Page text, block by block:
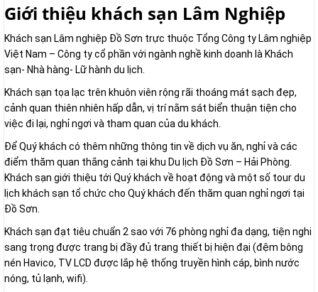
Giới thiệu khách sạn Lâm Nghiệp
Khách sạn Lâm nghiệp Đồ Sơn trực thuộc Tổng Công ty Lâm nghiệp
Việt Nam – Công ty cổ phần với ngành nghề kinh doanh là Khách
sạn- Nhà hàng- Lữ hành du lịch.
Khách sạn tọa lạc trên khuôn viên rộng rãi thoáng mát sạch đẹp,
cảnh quan thiên nhiên hấp dẫn, vị trí nằm sát biển thuận tiện cho
việc đi lại, nghỉ ngơi và tham quan của du khách.
Để Quý khách có thêm những thông tin về dịch vụ ăn, nghỉ và các
điểm thăm quan thắng cảnh tại khu Du lịch Đồ Sơn – Hải Phòng.
Khách sạn giới thiệu tới Quý khách về hoạt động và một số tour du
lịch khách sạn tổ chức cho Quý khách đến thăm quan nghỉ ngơi tại
Đồ Sơn.
Khách sạn đạt tiêu chuẩn 2 sao với 76 phòng nghỉ đa dạng, tiện nghi
sang trọng được trang bị đầy đủ trang thiết bị hiện đại (đệm bông
nén Havico, TV LCD được lắp hệ thống truyền hình cáp, bình nước
nóng, tủ lạnh, wifi).